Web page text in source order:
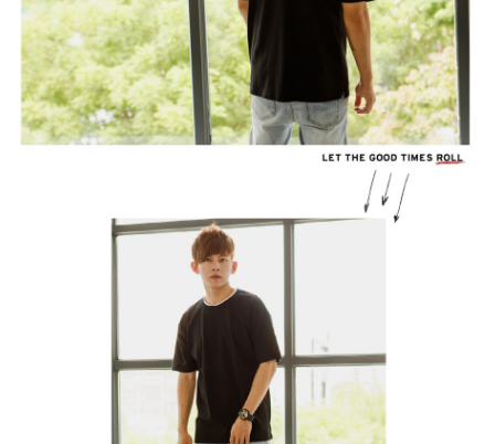
５．嚴禁一人註冊多個帳號或使用他人資訊註冊。若發現惡意使用之情形，
恩沛科技股份有限公司將有權停止該用戶之使用額度並採取法律行動。